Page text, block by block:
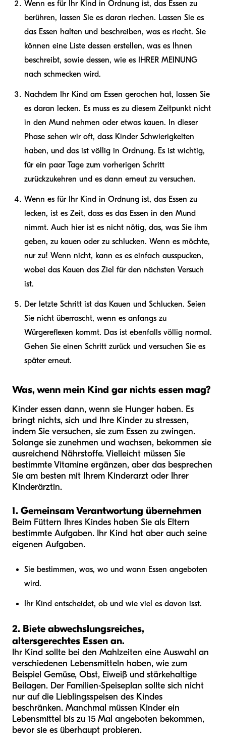
Wenn es für Ihr Kind in Ordnung ist, das Essen zu
berühren, lassen Sie es daran riechen. Lassen Sie es
das Essen halten und beschreiben, was es riecht. Sie
können eine Liste dessen erstellen, was es Ihnen
beschreibt, sowie dessen, wie es IHRER MEINUNG
nach schmecken wird.
Nachdem Ihr Kind am Essen gerochen hat, lassen Sie
es daran lecken. Es muss es zu diesem Zeitpunkt nicht
in den Mund nehmen oder etwas kauen. In dieser
Phase sehen wir oft, dass Kinder Schwierigkeiten
haben, und das ist völlig in Ordnung. Es ist wichtig,
für ein paar Tage zum vorherigen Schritt
zurückzukehren und es dann erneut zu versuchen.
Wenn es für Ihr Kind in Ordnung ist, das Essen zu
lecken, ist es Zeit, dass es das Essen in den Mund
nimmt. Auch hier ist es nicht nötig, das, was Sie ihm
geben, zu kauen oder zu schlucken. Wenn es möchte,
nur zu! Wenn nicht, kann es es einfach ausspucken,
wobei das Kauen das Ziel für den nächsten Versuch
ist.
Der letzte Schritt ist das Kauen und Schlucken. Seien
Sie nicht überrascht, wenn es anfangs zu
Würgereflexen kommt. Das ist ebenfalls völlig normal.
Gehen Sie einen Schritt zurück und versuchen Sie es
später erneut.
Was, wenn mein Kind gar nichts essen mag?
Kinder essen dann, wenn sie Hunger haben. Es
bringt nichts, sich und Ihre Kinder zu stressen,
indem Sie versuchen, sie zum Essen zu zwingen.
Solange sie zunehmen und wachsen, bekommen sie
ausreichend Nährstoffe. Vielleicht müssen Sie
bestimmte Vitamine ergänzen, aber das besprechen
Sie am besten mit Ihrem Kinderarzt oder Ihrer
Kinderärztin.
1. Gemeinsam Verantwortung übernehmen
Beim Füttern Ihres Kindes haben Sie als Eltern
bestimmte Aufgaben. Ihr Kind hat aber auch seine
eigenen Aufgaben.
Sie bestimmen, was, wo und wann Essen angeboten
wird.
Ihr Kind entscheidet, ob und wie viel es davon isst.
2. Biete abwechslungsreiches,
altersgerechtes Essen an.
Ihr Kind sollte bei den Mahlzeiten eine Auswahl an
verschiedenen Lebensmitteln haben, wie zum
Beispiel Gemüse, Obst, Eiweiß und stärkehaltige
Beilagen. Der Familien-Speiseplan sollte sich nicht
nur auf die Lieblingsspeisen des Kindes
beschränken. Manchmal müssen Kinder ein
Lebensmittel bis zu 15 Mal angeboten bekommen,
bevor sie es überhaupt probieren.